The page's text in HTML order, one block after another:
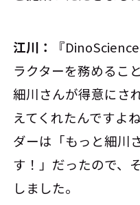
江川：
『
ラクターを務めるこ
細川さんが得意にさ
えてくれたんですよ
ダーは「もっと細川
す！」だったので、
しました。